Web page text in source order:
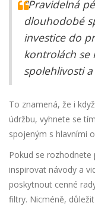
"Pravidelná
dlouhodobé
investice do
kontrolách se
spolehlivosti
To znamená, že i
údržbu, vyhnete se
spojeným s hlavními
Pokud se rozhodnete
inspirovat návody a
poskytnout cenné
filtry. Nicméně,